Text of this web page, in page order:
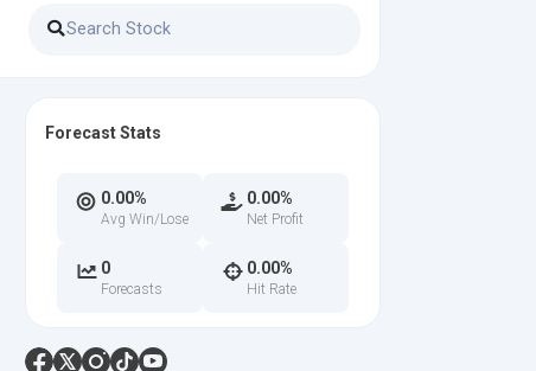
Forecast Stats
0.00%
Avg Win/Lose
0.00%
Net Profit
0
Forecasts
0.00%
Hit Rate